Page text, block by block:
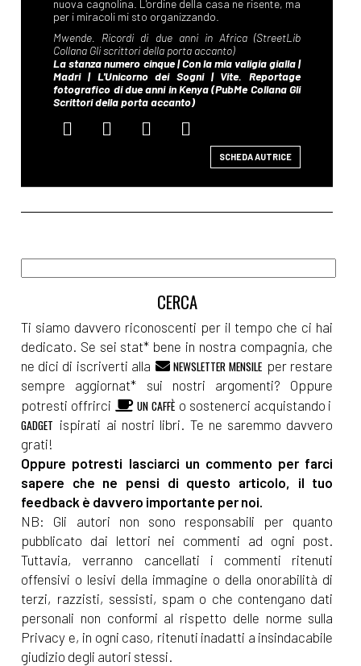
SCHEDA AUTRICE
Ti siamo davvero riconoscenti per il tempo che ci hai
dedicato. Se sei stat* bene in nostra compagnia, che
ne dici di iscriverti alla
NEWSLETTER MENSILE per restare
sempre aggiornat* sui nostri argomenti? Oppure
potresti offrirci
UN CAFFÈ o sostenerci acquistando i
GADGET ispirati ai nostri libri. Te ne saremmo davvero
grati!
Oppure potresti lasciarci un commento per farci
sapere che ne pensi di questo articolo, il tuo
feedback è davvero importante per noi.
NB: Gli autori non sono responsabili per quanto
pubblicato dai lettori nei commenti ad ogni post.
Tuttavia, verranno cancellati i commenti ritenuti
offensivi o lesivi della immagine o della onorabilità di
terzi, razzisti, sessisti, spam o che contengano dati
personali non conformi al rispetto delle norme sulla
Privacy e, in ogni caso, ritenuti inadatti a insindacabile
giudizio degli autori stessi.